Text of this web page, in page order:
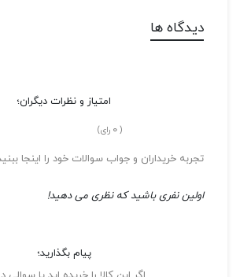
دیدگاه ها
امتیاز و نظرات دیگران؛
(
0 رای)
تجربه خریداران و جواب سوالات خود را اینجا
اولین نفری باشید که نظری می دهید!
پیام بگذارید؛